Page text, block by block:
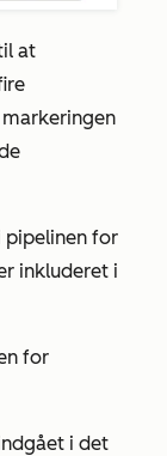
at
pipelinen for
inkluderet i
for
i det